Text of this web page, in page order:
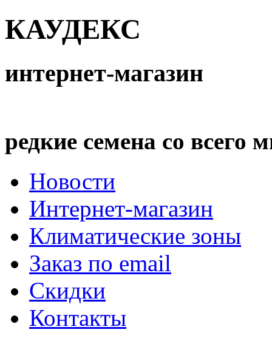
КАУДЕКС
интернет-магазин
редкие семена со всего
Новости
Интернет-магазин
Климатические зоны
Заказ по email
Скидки
Контакты